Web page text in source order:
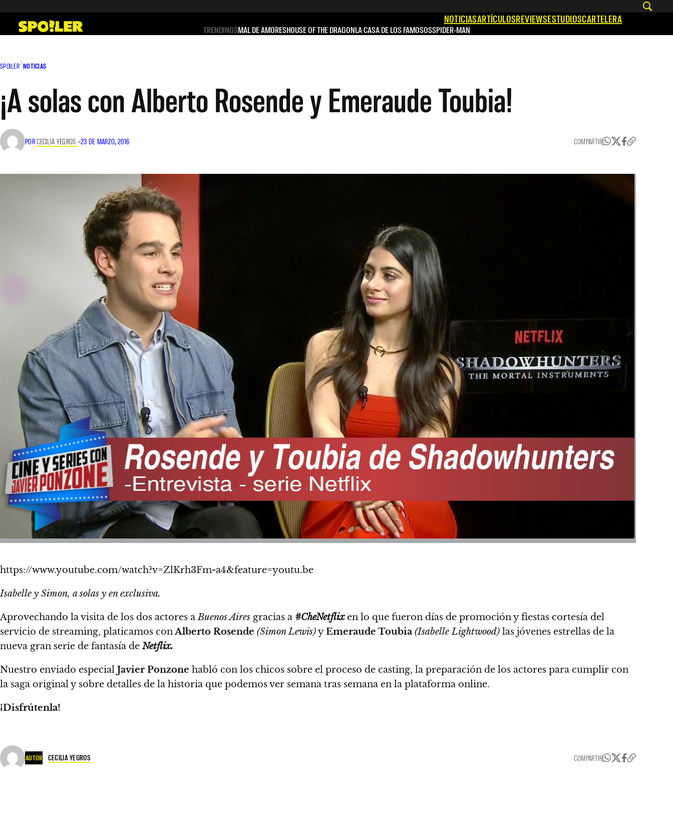
contenido
NOTICIASARTÍCULOSREVIEWSESTUDIOSCARTELERA
TRENDINGSMAL DE AMORESHOUSE OF THE DRAGONLA CASA DE LOS FAMOSOSSPIDER-MAN
SPOILER NOTICIAS
¡A solas con Alberto Rosende y Emeraude Toubia!
PORCECILIA YEGROS –23 DE MARZO, 2016 COMPARTIR
https://www.youtube.com/watch?v=ZlKrh3Fm-a4&feature=youtu.be
Isabelle y Simon, a solas y en exclusiva.
Aprovechando la visita de los dos actores aBuenos Aires gracias a #CheNetflixen lo que fueron días de promoción y fiestas cortesía del
servicio de streaming, platicamos conAlberto Rosende (Simon Lewis)yEmeraude Toubia (Isabelle Lightwood) las jóvenes estrellas de la
nueva gran serie de fantasía deNetflix.
Nuestro enviado especial Javier Ponzone habló con los chicos sobre el proceso de casting, la preparación de los actores para cumplir con
la saga original y sobre detalles de la historia que podemos ver semana tras semana en la plataforma online.
¡Disfrútenla!
AUTOR CECILIA YEGROS COMPARTIR